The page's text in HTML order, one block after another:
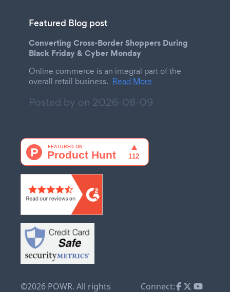
Featured Blog post
Converting Cross-Border Shoppers During
Black Friday & Cyber Monday
Online commerce is an integral part of the
overall retail business. Read More
Posted by on 2026-08-09
©2026 POWR. All rights Connect: